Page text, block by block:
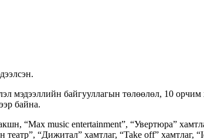
мэдээллийн байгууллагын төлөөлөл, 10
байна.
“Max music entertainment”, “Увертюра”
“Дижитал” хамтлаг, “Take off” хамтлаг,